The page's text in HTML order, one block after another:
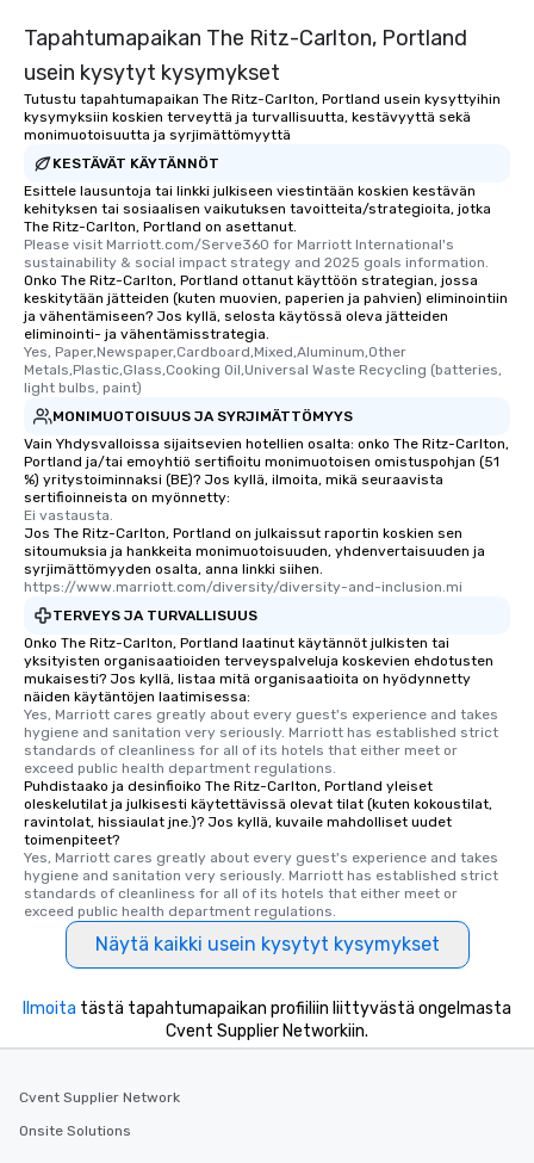
Tapahtumapaikan The Ritz-Carlton, Portland
usein kysytyt kysymykset
Tutustu tapahtumapaikan The Ritz-Carlton, Portland usein kysyttyihin
kysymyksiin koskien terveyttä ja turvallisuutta, kestävyyttä sekä
monimuotoisuutta ja syrjimättömyyttä
KESTÄVÄT KÄYTÄNNÖT
Esittele lausuntoja tai linkki julkiseen viestintään koskien kestävän
kehityksen tai sosiaalisen vaikutuksen tavoitteita/strategioita, jotka
The Ritz-Carlton, Portland on asettanut.
Please visit Marriott.com/Serve360 for Marriott International's
sustainability & social impact strategy and 2025 goals information.
Onko The Ritz-Carlton, Portland ottanut käyttöön strategian, jossa
keskitytään jätteiden (kuten muovien, paperien ja pahvien) eliminointiin
ja vähentämiseen? Jos kyllä, selosta käytössä oleva jätteiden
eliminointi- ja vähentämisstrategia.
Yes, Paper,Newspaper,Cardboard,Mixed,Aluminum,Other
Metals,Plastic,Glass,Cooking Oil,Universal Waste Recycling (batteries,
light bulbs, paint)
MONIMUOTOISUUS JA SYRJIMÄTTÖMYYS
Vain Yhdysvalloissa sijaitsevien hotellien osalta: onko The Ritz-Carlton,
Portland ja/tai emoyhtiö sertifioitu monimuotoisen omistuspohjan (51
%) yritystoiminnaksi (BE)? Jos kyllä, ilmoita, mikä seuraavista
sertifioinneista on myönnetty:
Ei vastausta.
Jos The Ritz-Carlton, Portland on julkaissut raportin koskien sen
sitoumuksia ja hankkeita monimuotoisuuden, yhdenvertaisuuden ja
syrjimättömyyden osalta, anna linkki siihen.
https://www.marriott.com/diversity/diversity-and-inclusion.mi
TERVEYS JA TURVALLISUUS
Onko The Ritz-Carlton, Portland laatinut käytännöt julkisten tai
yksityisten organisaatioiden terveyspalveluja koskevien ehdotusten
mukaisesti? Jos kyllä, listaa mitä organisaatioita on hyödynnetty
näiden käytäntöjen laatimisessa:
Yes, Marriott cares greatly about every guest's experience and takes
hygiene and sanitation very seriously. Marriott has established strict
standards of cleanliness for all of its hotels that either meet or
exceed public health department regulations.
Puhdistaako ja desinfioiko The Ritz-Carlton, Portland yleiset
oleskelutilat ja julkisesti käytettävissä olevat tilat (kuten kokoustilat,
ravintolat, hissiaulat jne.)? Jos kyllä, kuvaile mahdolliset uudet
toimenpiteet?
Yes, Marriott cares greatly about every guest's experience and takes
hygiene and sanitation very seriously. Marriott has established strict
standards of cleanliness for all of its hotels that either meet or
exceed public health department regulations.
Näytä kaikki usein kysytyt kysymykset
Ilmoita tästä tapahtumapaikan profiiliin liittyvästä ongelmasta
Cvent Supplier Networkiin.
Cvent Supplier Network
Onsite Solutions